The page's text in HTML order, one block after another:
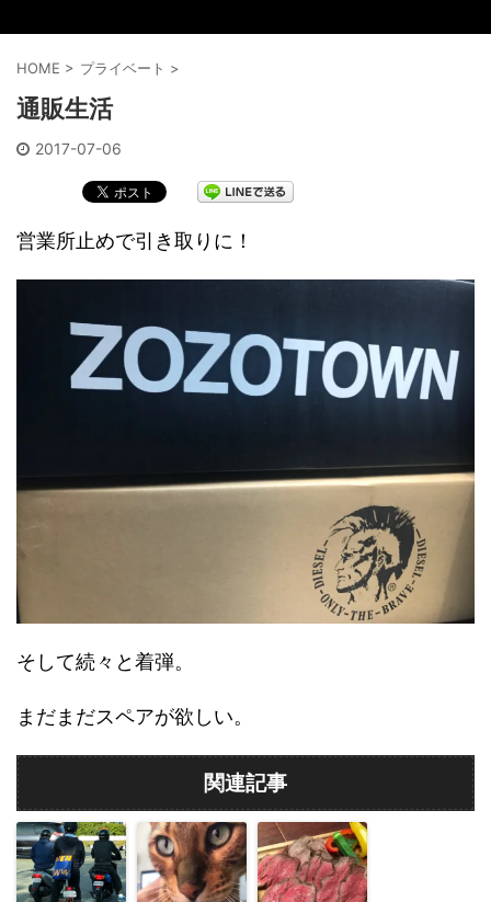
HOME > プライベート >
通販生活
2017-07-06
営業所止めで引き取りに！
そして続々と着弾。
まだまだスペアが欲しい。
関連記事